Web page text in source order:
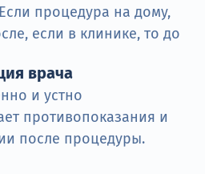
процедура на дому,
если в клинике, то до
врача
и устно
противопоказания и
после процедуры.